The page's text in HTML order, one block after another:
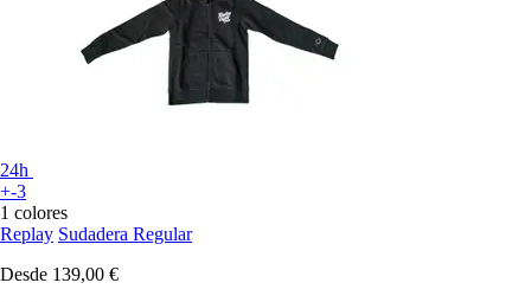
24h
+-3
1 colores
Replay Sudadera Regular
Desde 139,00 €